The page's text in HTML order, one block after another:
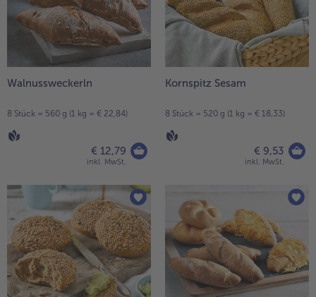
Walnussweckerln
8 Stück = 560 g (1 kg = € 22,84)
€ 12,79
inkl. MwSt.
Kornspitz Sesam
8 Stück = 520 g (1 kg = € 18,33)
€ 9,53
inkl. MwSt.